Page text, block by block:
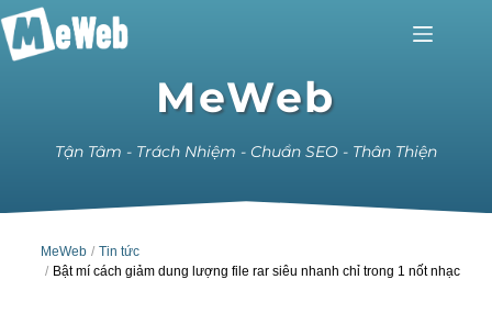
MeWeb
Tận Tâm - Trách Nhiệm - Chuẩn SEO - Thân Thiện
MeWeb
Tin tức
Bật mí cách giảm dung lượng file rar siêu nhanh chỉ trong 1 nốt nhạc